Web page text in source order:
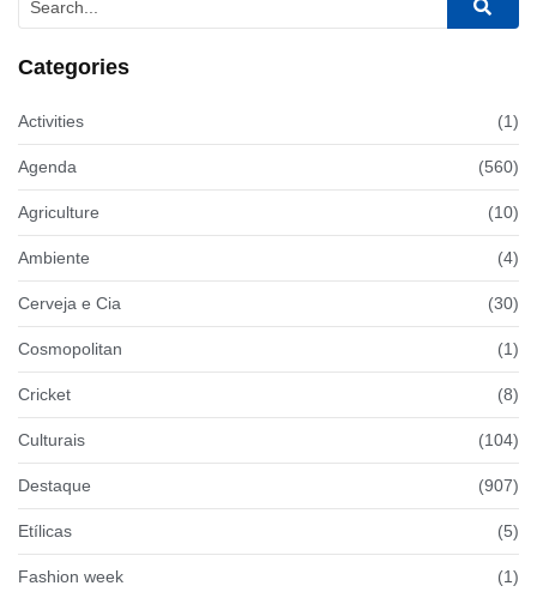
Categories
Activities (1)
Agenda (560)
Agriculture (10)
Ambiente (4)
Cerveja e Cia (30)
Cosmopolitan (1)
Cricket (8)
Culturais (104)
Destaque (907)
Etílicas (5)
Fashion week (1)